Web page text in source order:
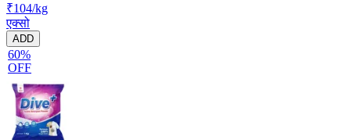
₹104/kg
एक्सो
ADD
60%
OFF